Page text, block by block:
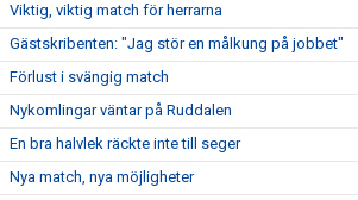
Viktig, viktig match för herrarna
Gästskribenten: "Jag stör en målkung på jobbet"
Förlust i svängig match
Nykomlingar väntar på Ruddalen
En bra halvlek räckte inte till seger
Nya match, nya möjligheter